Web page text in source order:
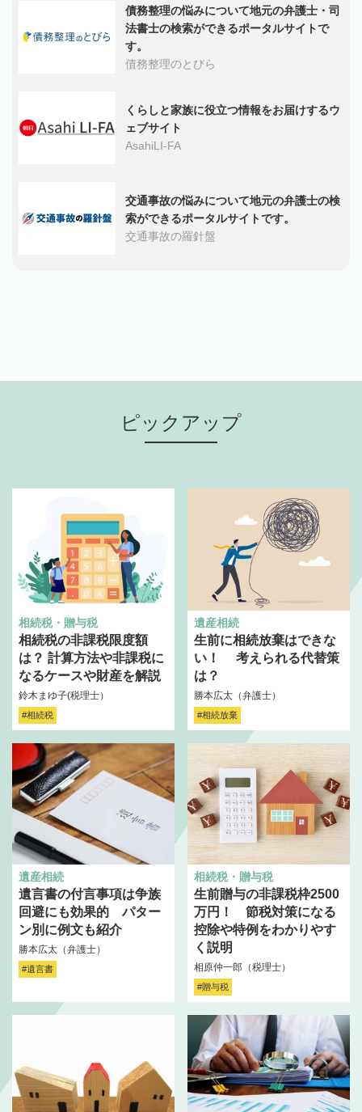
債務整理の悩みについて地元の弁護士・司
法書士の検索ができるポータルサイトで
す。
債務整理のとびら
くらしと家族に役立つ情報をお届けするウ
ェブサイト
AsahiLI-FA
交通事故の悩みについて地元の弁護士の検
索ができるポータルサイトです。
交通事故の羅針盤
ピックアップ
相続税・贈与税
相続税の非課税限度額
は？ 計算方法や非課税に
なるケースや財産を解説
鈴木まゆ子(税理士）
#相続税
遺産相続
生前に相続放棄はできな
い！ 考えられる代替策
は？
勝本広太（弁護士）
#相続放棄
遺産相続
遺言書の付言事項は争族
回避にも効果的 パター
ン別に例文も紹介
勝本広太（弁護士）
#遺言書
相続税・贈与税
生前贈与の非課税枠2500
万円！ 節税対策になる
控除や特例をわかりやす
く説明
相原仲一郎（税理士）
#贈与税